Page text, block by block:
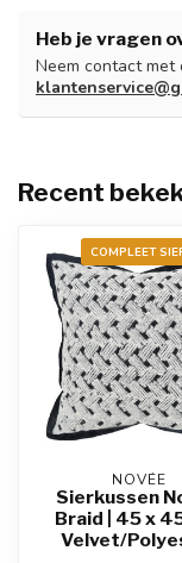
Heb je vragen
Neem contact met
Recent
COMPLEET
NOVÉE
Sierkussen
Braid | 45 x 45
Velvet/